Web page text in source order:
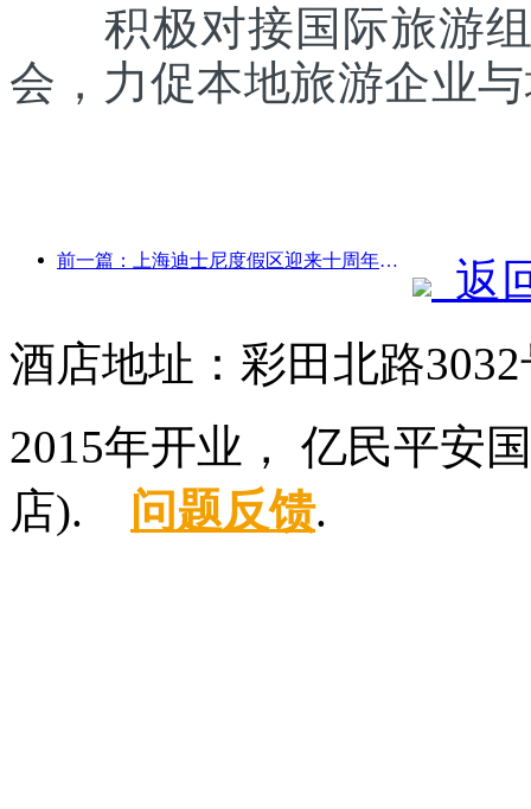
积极对接国际旅游组
会，力促本地旅游企业
前一篇：上海迪士尼度假区迎来十周年，累计接待游客超1亿人次
返
酒店地址：彩田北路
2015年开业， 亿民平安
店). 问题反馈.